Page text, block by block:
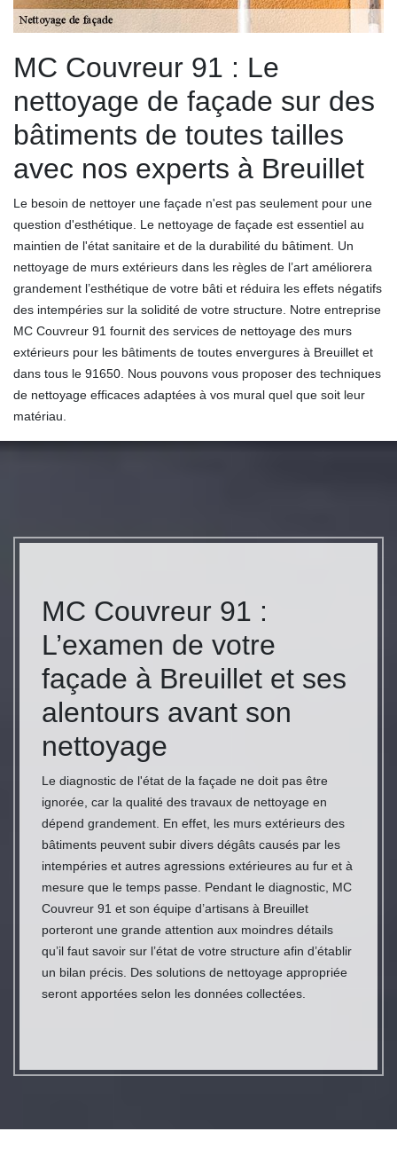
MC Couvreur 91 : Le
nettoyage de façade sur des
bâtiments de toutes tailles
avec nos experts à Breuillet
Le besoin de nettoyer une façade n'est pas seulement pour une
question d'esthétique. Le nettoyage de façade est essentiel au
maintien de l'état sanitaire et de la durabilité du bâtiment. Un
nettoyage de murs extérieurs dans les règles de l’art améliorera
grandement l’esthétique de votre bâti et réduira les effets négatifs
des intempéries sur la solidité de votre structure. Notre entreprise
MC Couvreur 91 fournit des services de nettoyage des murs
extérieurs pour les bâtiments de toutes envergures à Breuillet et
dans tous le 91650. Nous pouvons vous proposer des techniques
de nettoyage efficaces adaptées à vos mural quel que soit leur
matériau.
MC Couvreur 91 :
L’examen de votre
façade à Breuillet et ses
alentours avant son
nettoyage
Le diagnostic de l'état de la façade ne doit pas être
ignorée, car la qualité des travaux de nettoyage en
dépend grandement. En effet, les murs extérieurs des
bâtiments peuvent subir divers dégâts causés par les
intempéries et autres agressions extérieures au fur et à
mesure que le temps passe. Pendant le diagnostic, MC
Couvreur 91 et son équipe d’artisans à Breuillet
porteront une grande attention aux moindres détails
qu’il faut savoir sur l’état de votre structure afin d’établir
un bilan précis. Des solutions de nettoyage appropriée
seront apportées selon les données collectées.